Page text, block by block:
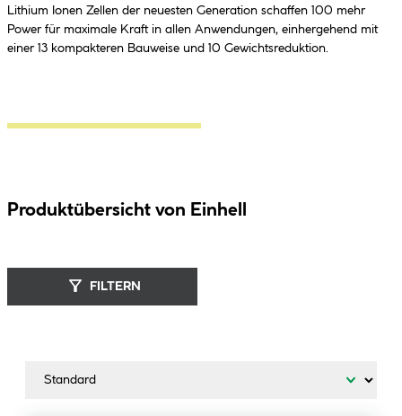
Lithium Ionen Zellen der neuesten Generation schaffen 100 mehr
Power für maximale Kraft in allen Anwendungen, einhergehend mit
einer 13 kompakteren Bauweise und 10 Gewichtsreduktion.
Produktübersicht von Einhell
FILTERN